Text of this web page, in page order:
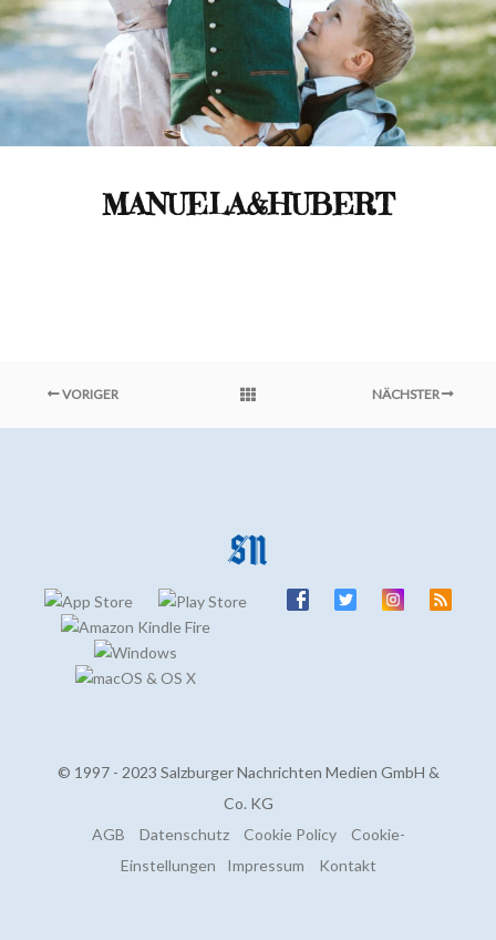
MANUELA&HUBERT
VORIGER NÄCHSTER
© 1997 - 2023 Salzburger Nachrichten Medien GmbH &
Co. KG
AGB
Datenschutz Cookie Policy
Cookie-
Einstellungen
Impressum Kontakt